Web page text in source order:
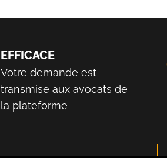
EFFICACE
Votre demande est
transmise aux avocats de
la plateforme